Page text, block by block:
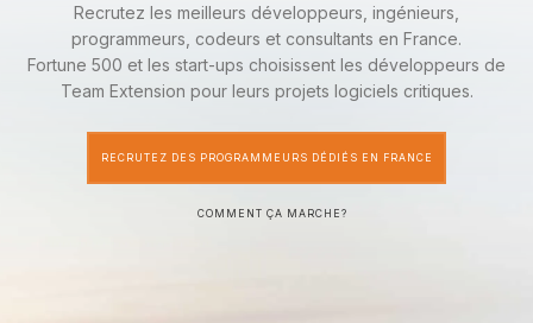
Recrutez les meilleurs développeurs, ingénieurs,
programmeurs, codeurs et consultants en France.
Fortune 500 et les start-ups choisissent les développeurs de
Team Extension pour leurs projets logiciels critiques.
RECRUTEZ DES PROGRAMMEURS DÉDIÉS EN FRANCE
COMMENT ÇA MARCHE?